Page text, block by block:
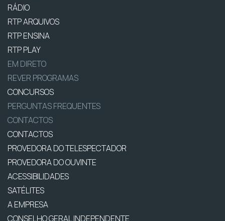
RÁDIO
RTP ARQUIVOS
RTP ENSINA
RTP PLAY
EM DIRETO
REVER PROGRAMAS
CONCURSOS
PERGUNTAS FREQUENTES
CONTACTOS
CONTACTOS
PROVEDORA DO TELESPECTADOR
PROVEDORA DO OUVINTE
ACESSIBILIDADES
SATÉLITES
A EMPRESA
CONSELHO GERAL INDEPENDENTE